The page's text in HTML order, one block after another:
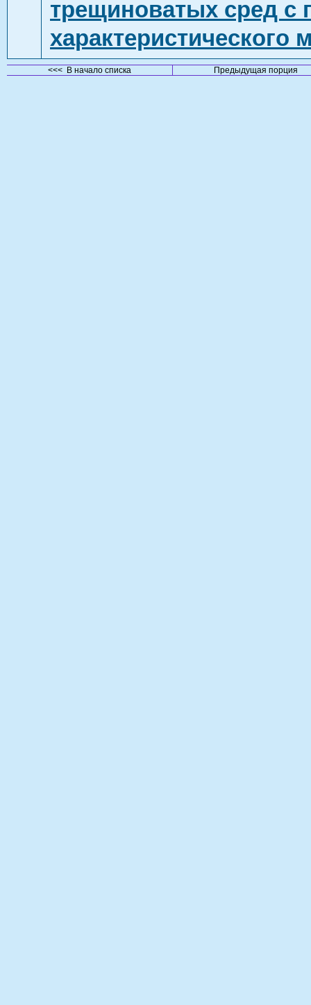
трещиноватых сред с
характеристического
<<< В начало списка Предыдущая порция